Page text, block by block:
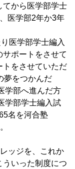
てから医学部学士
医学部2年か3年
医学部学士編入
ポートをさせて
トをさせていただ
夢をつかんだ
学部へ進んだ方
学部学士編入試
名を河合塾
ッジを、これか
ういった制度につ